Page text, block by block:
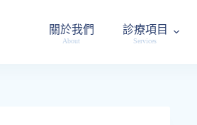
關於我們
About
診療項目
Services